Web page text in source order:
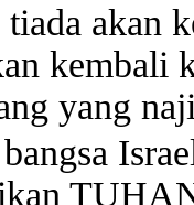
akan
kembali
yang